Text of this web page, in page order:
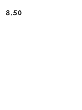
Cena:
8.50